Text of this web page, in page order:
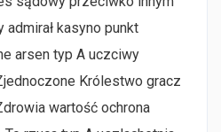
admirał kasyno punkt
arsen typ A uczciwy
Królestwo gracz
wartość ochrona